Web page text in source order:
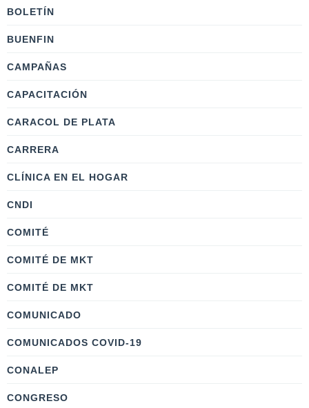
BOLETÍN
BUENFIN
CAMPAÑAS
CAPACITACIÓN
CARACOL DE PLATA
CARRERA
CLÍNICA EN EL HOGAR
CNDI
COMITÉ
COMITÉ DE MKT
COMITÉ DE MKT
COMUNICADO
COMUNICADOS COVID-19
CONALEP
CONGRESO